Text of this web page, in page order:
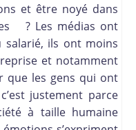
et être noyé dans
? Les médias ont
ils ont moins
et notamment
que les gens qui ont
justement parce
à taille humaine